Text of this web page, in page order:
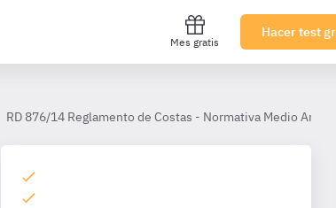
Mes gratis
Hacer test
RD 876/14 Reglamento de Costas - Normativa Medio